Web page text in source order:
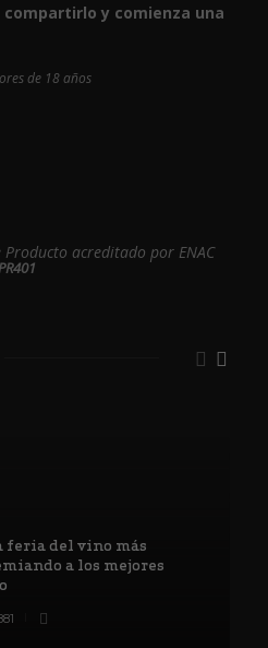
y comienza una
de 18 años
acreditado por ENAC
feria del vino más
a los mejores